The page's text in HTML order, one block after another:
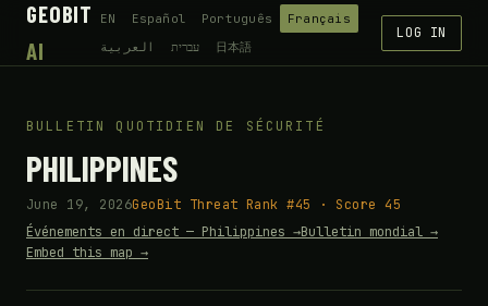
GEOBIT
AI
EN Español Português
Français
العربية
עברית 日本語
LOG IN
BULLETIN QUOTIDIEN DE SÉCURITÉ
PHILIPPINES
June 19, 2026GeoBit Threat Rank #45 · Score 45
Événements en direct — Philippines →Bulletin mondial →
Embed this map →